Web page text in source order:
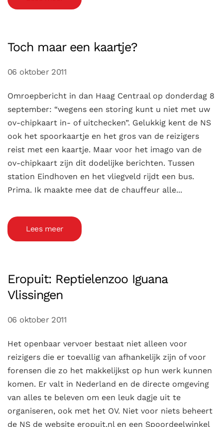
Toch maar een kaartje?
06 oktober 2011
Omroepbericht in dan Haag Centraal op donderdag 8
september: “wegens een storing kunt u niet met uw
ov-chipkaart in- of uitchecken”. Gelukkig kent de NS
ook het spoorkaartje en het gros van de reizigers
reist met een kaartje. Maar voor het imago van de
ov-chipkaart zijn dit dodelijke berichten. Tussen
station Eindhoven en het vliegveld rijdt een bus.
Prima. Ik maakte mee dat de chauffeur alle...
Lees meer
Eropuit: Reptielenzoo Iguana
Vlissingen
06 oktober 2011
Het openbaar vervoer bestaat niet alleen voor
reizigers die er toevallig van afhankelijk zijn of voor
forensen die zo het makkelijkst op hun werk kunnen
komen. Er valt in Nederland en de directe omgeving
van alles te beleven om een leuk dagje uit te
organiseren, ook met het OV. Niet voor niets beheert
de NS de website eropuit.nl en een Spoordeelwinkel